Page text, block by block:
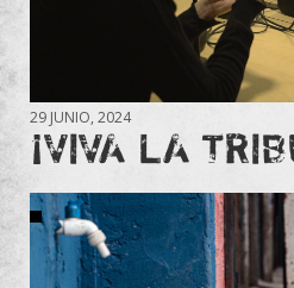
29 JUNIO, 2024
¡VIVA LA